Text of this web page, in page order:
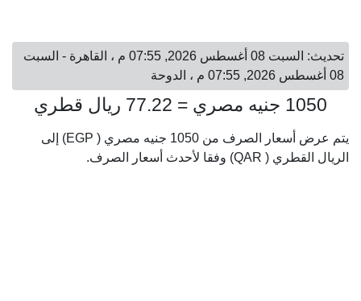
تحديث: السبت 08 أغسطس 2026, 07:55 م ، القاهرة - السبت
08 أغسطس 2026, 07:55 م ، الدوحة
1050 جنيه مصري = 77.22 ريال قطري
يتم عرض أسعار الصرف من 1050 جنيه مصري ( EGP) إلى
الريال القطري ( QAR) وفقا لأحدث أسعار الصرف.